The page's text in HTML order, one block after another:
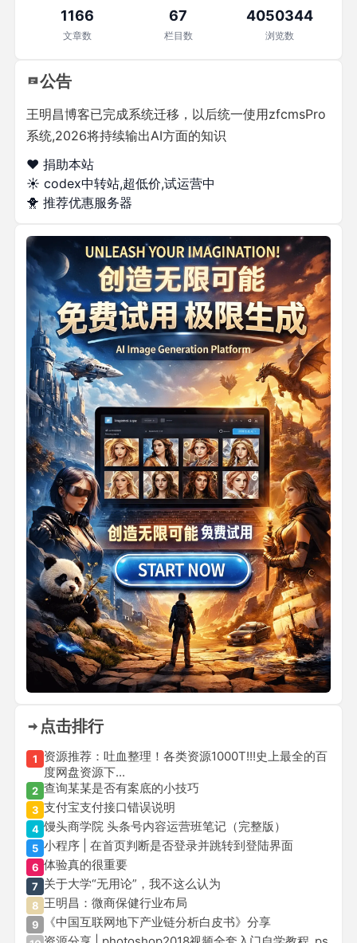
1166
文章数
67
栏目数
4050344
浏览数
公告
王明昌博客已完成系统迁移，以后统一使用zfcmsPro
系统,2026将持续输出AI方面的知识
❤️ 捐助本站
☀️ codex中转站,超低价,试运营中
🐥 推荐优惠服务器
点击排行
1
资源推荐：吐血整理！各类资源1000T!!!史上最全的百
度网盘资源下...
2 查询某某是否有案底的小技巧
3 支付宝支付接口错误说明
4 馒头商学院 头条号内容运营班笔记（完整版）
5 小程序 | 在首页判断是否登录并跳转到登陆界面
6 体验真的很重要
7 关于大学“无用论”，我不这么认为
8 王明昌：微商保健行业布局
9 《中国互联网地下产业链分析白皮书》分享